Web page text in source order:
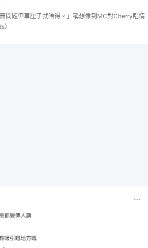
問題但車厘子就唔得。」稱想像到MC對Cherry唱情